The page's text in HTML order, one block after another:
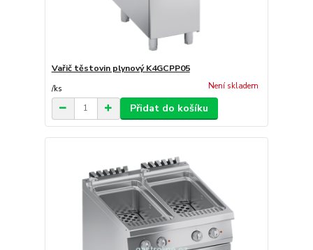
Vařič těstovin plynový K4GCPP05
/ks Není skladem
Přidat do košíku